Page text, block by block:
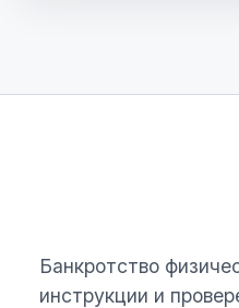
Банкротство
инструкции и